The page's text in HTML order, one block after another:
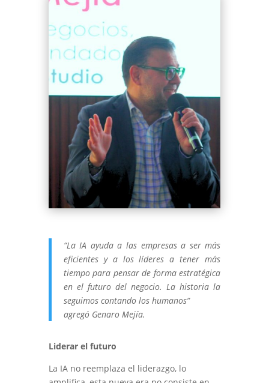
“La IA ayuda a las empresas a ser más
eficientes y a los líderes a tener más
tiempo para pensar de forma estratégica
en el futuro del negocio. La historia la
seguimos contando los humanos”
agregó Genaro Mejía.
Liderar el futuro
La IA no reemplaza el liderazgo, lo